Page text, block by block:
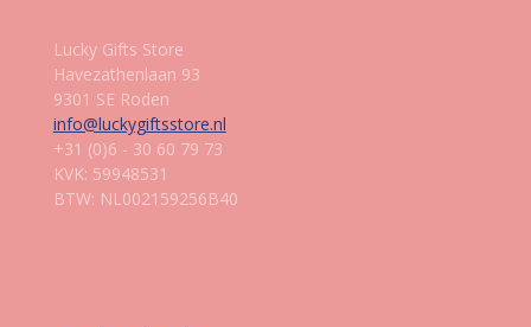
Lucky Gifts Store
Havezathenlaan 93
9301 SE Roden
info@luckygiftsstore.nl
+31 (0)6 - 30 60 79 73
KVK: 59948531
BTW: NL002159256B40